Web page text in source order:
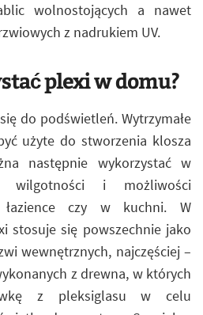
wolnostojących a nawet
z nadrukiem UV.
plexi w domu?
do podświetleń. Wytrzymałe
użyte do stworzenia klosza
następnie wykorzystać w
i możliwości
czy w kuchni. W
stosuje się powszechnie jako
wewnętrznych, najczęściej –
z drewna, w których
z pleksiglasu w celu